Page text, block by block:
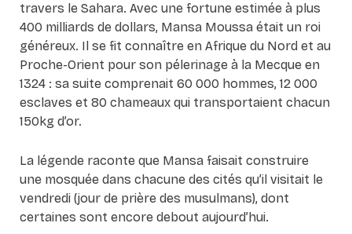
travers le Sahara. Avec une fortune estimée à plus
400 milliards de dollars, Mansa Moussa était un roi
généreux. Il se fit connaître en Afrique du Nord et au
Proche-Orient pour son pélerinage à la Mecque en
1324 : sa suite comprenait 60 000 hommes, 12 000
esclaves et 80 chameaux qui transportaient chacun
150kg d’or.
La légende raconte que Mansa faisait construire
une mosquée dans chacune des cités qu’il visitait le
vendredi (jour de prière des musulmans), dont
certaines sont encore debout aujourd’hui.